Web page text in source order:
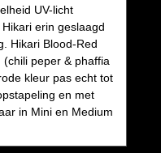
UV-licht
erin geslaagd
Hikari Blood-Red
peper & phaffia
kleur pas echt tot
en met
in Mini en Medium